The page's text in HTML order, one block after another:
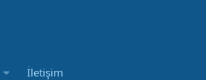
İletişim